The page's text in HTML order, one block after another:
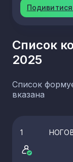
Список
2025
Список
вказана
1